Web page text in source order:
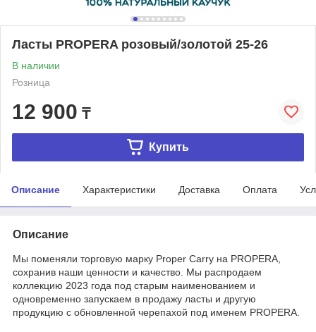
Ласты PROPERA розовый/золотой 25-26
В наличии
Розница
12 900 ₸
Купить
Описание Характеристики Доставка Оплата
Описание
Мы поменяли торговую марку Proper Carry на PROPERA,
сохранив наши ценности и качество. Мы распродаем
коллекцию 2023 года под старым наименованием и
одновременно запускаем в продажу ласты и другую
продукцию с обновленной черепахой под именем PROPERA.